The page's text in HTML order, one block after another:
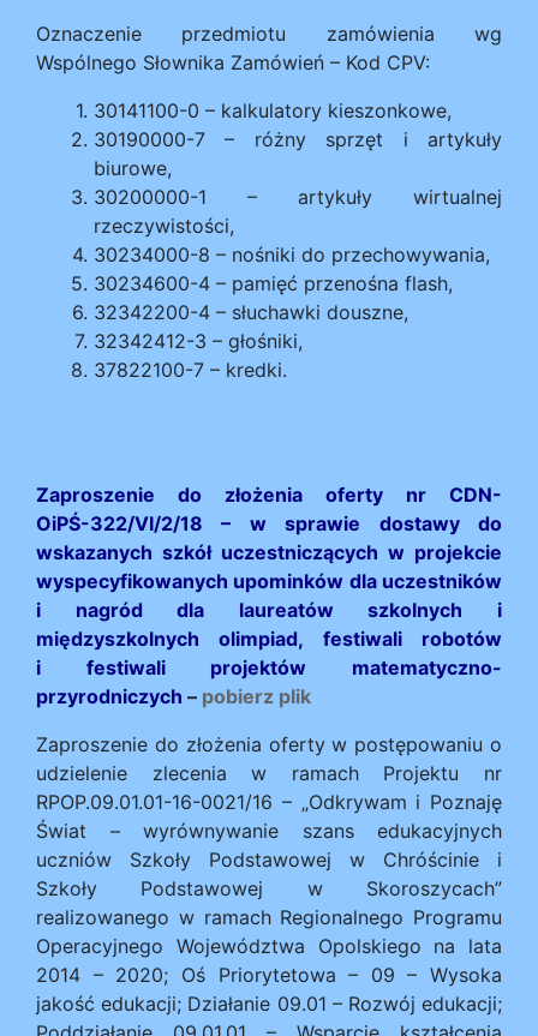
Oznaczenie przedmiotu zamówienia wg
Wspólnego Słownika Zamówień – Kod CPV:
30141100-0 – kalkulatory kieszonkowe,
30190000-7 – różny sprzęt i artykuły
biurowe,
30200000-1 – artykuły wirtualnej
rzeczywistości,
30234000-8 – nośniki do przechowywania,
30234600-4 – pamięć przenośna flash,
32342200-4 – słuchawki douszne,
32342412-3 – głośniki,
37822100-7 – kredki.
Zaproszenie do złożenia oferty nr CDN-
OiPŚ-322/VI/2/18 – w sprawie dostawy do
wskazanych szkół uczestniczących w projekcie
wyspecyfikowanych upominków dla uczestników
i nagród dla laureatów szkolnych i
międzyszkolnych olimpiad, festiwali robotów
i festiwali projektów matematyczno-
przyrodniczych – pobierz plik
Zaproszenie do złożenia oferty w postępowaniu o
udzielenie zlecenia w ramach Projektu nr
RPOP.09.01.01-16-0021/16 – „Odkrywam i Poznaję
Świat – wyrównywanie szans edukacyjnych
uczniów Szkoły Podstawowej w Chróścinie i
Szkoły Podstawowej w Skoroszycach”
realizowanego w ramach Regionalnego Programu
Operacyjnego Województwa Opolskiego na lata
2014 – 2020; Oś Priorytetowa – 09 – Wysoka
jakość edukacji; Działanie 09.01 – Rozwój edukacji;